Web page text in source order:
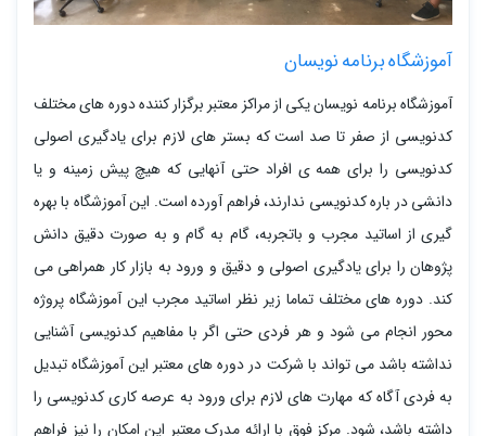
آموزشگاه برنامه نویسان
آموزشگاه برنامه نویسان یکی از مراکز معتبر برگزار کننده دوره های مختلف
کدنویسی از صفر تا صد است که بستر های لازم برای یادگیری اصولی
کدنویسی را برای همه ی افراد حتی آنهایی که هیچ پیش زمینه و یا
دانشی در باره کدنویسی ندارند، فراهم آورده است. این آموزشگاه با بهره
گیری از اساتید مجرب و باتجربه، گام به گام و به صورت دقیق دانش
پژوهان را برای یادگیری اصولی و دقیق و ورود به بازار کار همراهی می
کند. دوره های مختلف تماما زیر نظر اساتید مجرب این آموزشگاه پروژه
محور انجام می شود و هر فردی حتی اگر با مفاهیم کدنویسی آشنایی
نداشته باشد می تواند با شرکت در دوره های معتبر این آموزشگاه تبدیل
به فردی آگاه که مهارت های لازم برای ورود به عرصه کاری کدنویسی را
داشته باشد، شود. مرکز فوق با ارائه مدرک معتبر این امکان را نیز فراهم